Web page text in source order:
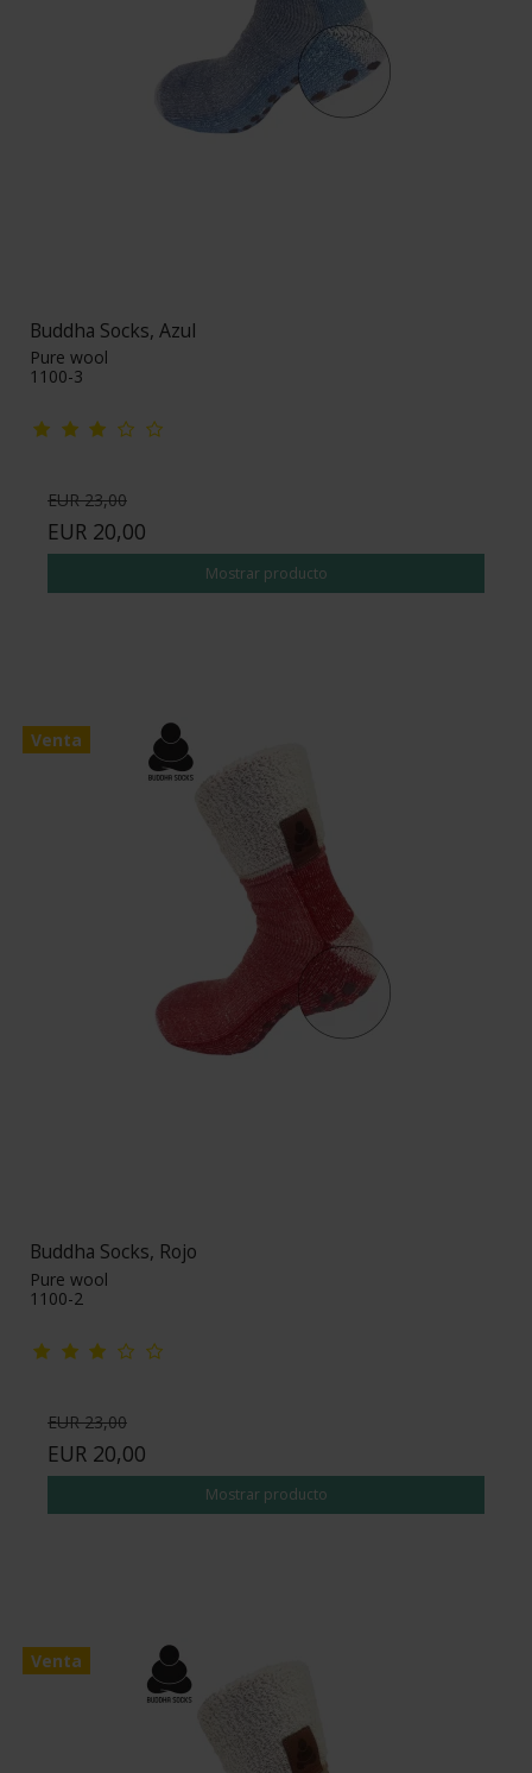
Buddha Socks, Azul
Pure wool
1100-3
EUR 23,00
EUR 20,00
Mostrar producto
Venta
Buddha Socks, Rojo
Pure wool
1100-2
EUR 23,00
EUR 20,00
Mostrar producto
Venta